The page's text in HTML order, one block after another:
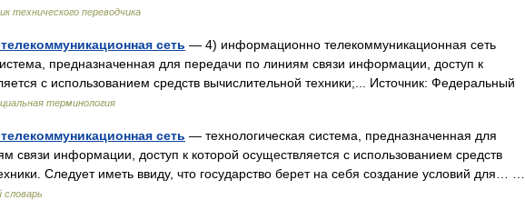
технического переводчика
сеть — 4) информационно телекоммуникационная сеть
предназначенная для передачи по линиям связи информации, доступ к
с использованием средств вычислительной техники;... Источник: Федеральный
терминология
сеть — технологическая система, предназначенная для
связи информации, доступ к которой осуществляется с использованием средств
Следует иметь ввиду, что государство берет на себя создание условий для… …
словарь